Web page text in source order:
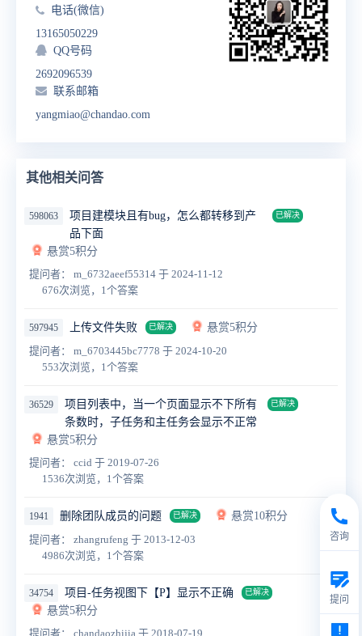
电话(微信)
13165050229
QQ号码
2692096539
联系邮箱
yangmiao@chandao.com
其他相关问答
598063
项目建模块且有bug，怎么都转移到产
品下面
已解决
悬赏5积分
提问者： m_6732aeef55314 于 2024-11-12
676次浏览，1个答案
597945 上传文件失败 已解决
悬赏5积分
提问者： m_6703445bc7778 于 2024-10-20
553次浏览，1个答案
36529
项目列表中，当一个页面显示不下所有
条数时，子任务和主任务会显示不正常
已解决
悬赏5积分
提问者： ccid 于 2019-07-26
1536次浏览，1个答案
1941 删除团队成员的问题 已解决
悬赏10积分
提问者： zhangrufeng 于 2013-12-03
4986次浏览，1个答案
34754 项目-任务视图下【P】显示不正确 已解决
悬赏5积分
提问者： chandaozhijia 于 2018-07-19
咨询
提问